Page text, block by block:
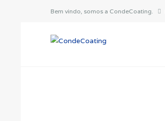
Bem vindo, somos a CondeCoating.